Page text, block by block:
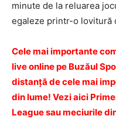
minute de la reluarea
egaleze printr-o lovitură
Cele mai importante
live online pe Buzăul
distanţă de cele mai
din lume! Vezi aici
League sau meciurile